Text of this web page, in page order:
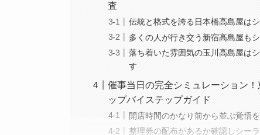
査
伝統と格式を誇る日本橋高島屋は
多くの人が行き交う新宿高島屋も
落ち着いた雰囲気の玉川高島屋は
す
催事当日の完全シミュレーション
ップバイステップガイド
開店時間のかなり前から並ぶ覚悟
整理券の配布があるか確認しシー